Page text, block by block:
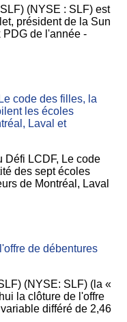
(NYSE : SLF) est
président de la Sun
PDG de l'année -
code des filles, la
les écoles
Laval et
Défi LCDF, Le code
des sept écoles
de Montréal, Laval
de débentures
(NYSE: SLF) (la «
la clôture de l'offre
différé de 2,46